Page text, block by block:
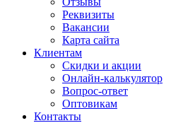
Реквизиты
Вакансии
Карта сайта
Клиентам
Скидки и акции
Онлайн-калькулятор
Вопрос-ответ
Оптовикам
Контакты